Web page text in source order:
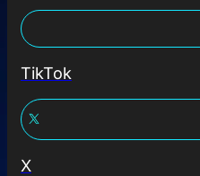
TikTok
X